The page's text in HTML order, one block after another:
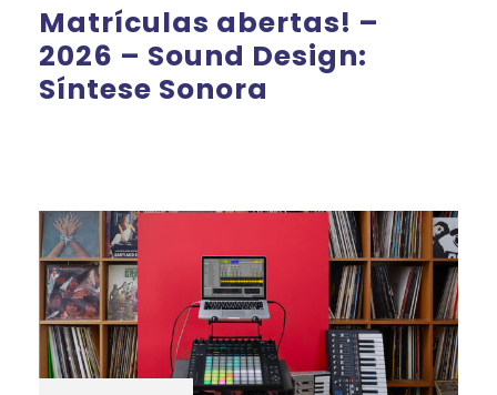
Matrículas abertas! –
2026 – Sound Design:
Síntese Sonora